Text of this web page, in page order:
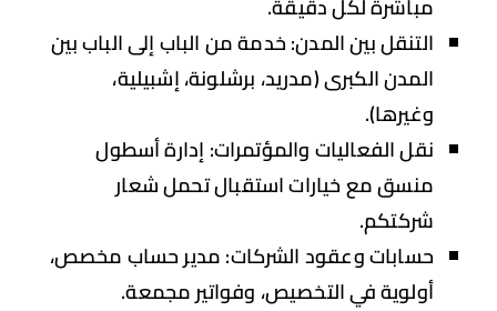
التنقل بين المدن:خدمة من الباب إلى الباب بين
المدن الكبرى (مدريد، برشلونة، إشبيلية،
وغيرها).
نقل الفعاليات والمؤتمرات:إدارة أسطول
منسق مع خيارات استقبال تحمل شعار
شركتكم.
حسابات وعقود الشركات:مدير حساب مخصص،
أولوية في التخصيص، وفواتير مجمعة.